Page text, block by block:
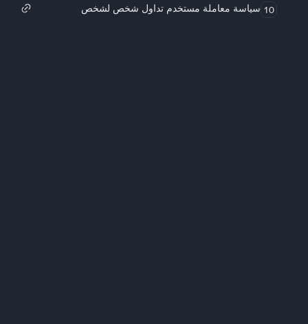
10 سياسة معاملة مستخدم تداول شخص لشخص